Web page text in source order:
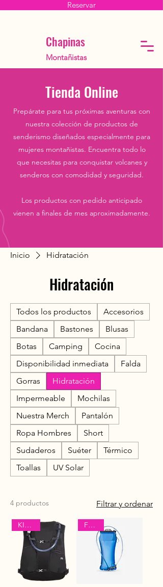
Reservar
Chapinas
Montañistas
Tienda Online
Prepárate para tus próximas aventuras con
nuestra colección de productos de
senderismo diseñados especialmente para
mujeres montañistas. Encuentra todo lo
que necesitas para conquistar volcanes y
senderos con comodidad y seguridad.
Los productos con pedido anticipado
vienen a finales de mes aproximadamente.
Inicio Hidratación
Hidratación
Todos los productos
Accesorios
Bandana
Bastones
Blusas
Botas
Camping
Cocina
Disponibilidad inmediata
Falda
Gorras
Hidratación
Impermeable
Mochilas
Nuestra Merch
Pantalón
Ropa Hombres
Short
Sudaderos
Suéter
Térmico
Toallas
UV Solar
4 productos Filtrar y ordenar
KIPRUN Forclaz